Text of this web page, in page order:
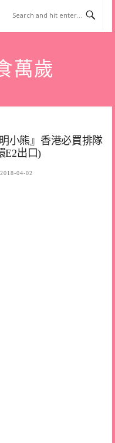
萬歲
小熊』香港必買排隊
E2出口)
2018-04-02